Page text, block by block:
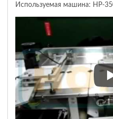
Используемая машина: HP-